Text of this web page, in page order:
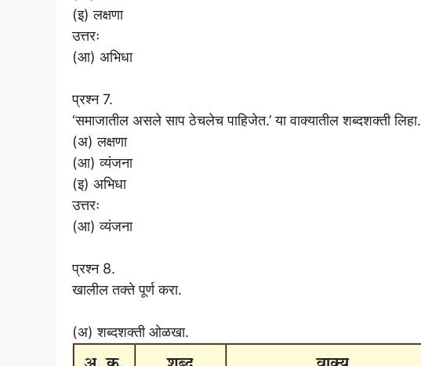
(इ) लक्षणा
उत्तरः
(आ) अभिधा
प्रश्न 7.
‘समाजातील असले साप ठेचलेच पाहिजेत.’ या वाक्यातील शब्दशक्ती लिहा.
(अ) लक्षणा
(आ) व्यंजना
(इ) अभिधा
उत्तरः
(आ) व्यंजना
प्रश्न 8.
खालील तक्ते पूर्ण करा.
(अ) शब्दशक्ती ओळखा.